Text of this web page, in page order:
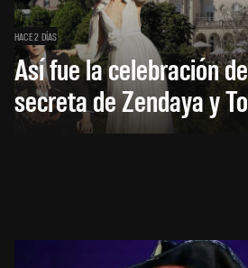
HACE 2 DÍAS
Así fue la celebración
secreta de Zendaya y